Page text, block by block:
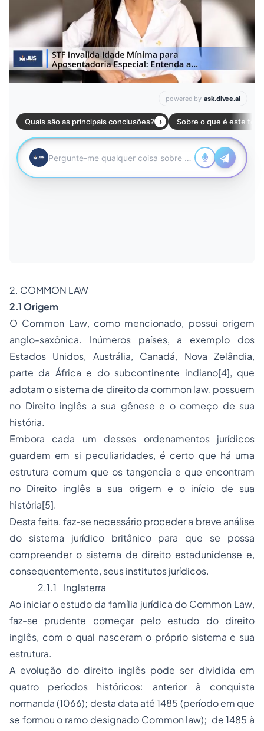
2. COMMON LAW
2.1 Origem
O Common Law, como mencionado, possui origem
anglo-saxônica. Inúmeros países, a exemplo dos
Estados Unidos, Austrália, Canadá, Nova Zelândia,
parte da África e do subcontinente indiano[4], que
adotam o sistema de direito da common law, possuem
no Direito inglês a sua gênese e o começo de sua
história.
Embora cada um desses ordenamentos jurídicos
guardem em si peculiaridades, é certo que há uma
estrutura comum que os tangencia e que encontram
no Direito inglês a sua origem e o início de sua
história[5].
Desta feita, faz-se necessário proceder a breve análise
do sistema jurídico britânico para que se possa
compreender o sistema de direito estadunidense e,
consequentemente, seus institutos jurídicos.
2.1.1 Inglaterra
Ao iniciar o estudo da família jurídica do Common Law,
faz-se prudente começar pelo estudo do direito
inglês, com o qual nasceram o próprio sistema e sua
estrutura.
A evolução do direito inglês pode ser dividida em
quatro períodos históricos: anterior à conquista
normanda (1066); desta data até 1485 (período em que
se formou o ramo designado Common law); de 1485 à